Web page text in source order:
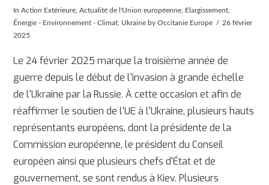
InAction Extérieure ,Actualité de l'Union européenne Elargissement
Énergie - Environnement - Climat Ukraine by Occitanie Europe
26 février
2025
Le 24 février 2025 marque la troisième année de
guerre depuis le début de l'invasion à grande échelle
de l'Ukraine par la Russie. À cette occasion et afin de
réaffirmer le soutien de l'UE à l'Ukraine, plusieurs hauts
représentants européens, dont la présidente de la
Commission européenne, le président du Conseil
européen ainsi que plusieurs chefs d'État et de
gouvernement, se sont rendus à Kiev. Plusieurs